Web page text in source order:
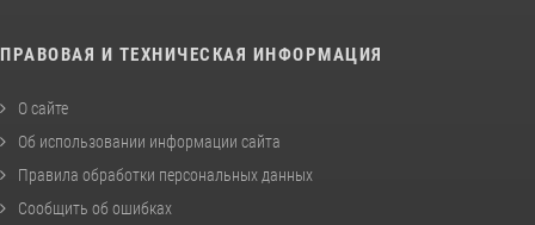
ПРАВОВАЯ И ТЕХНИЧЕСКАЯ ИНФОРМАЦИЯ
О сайте
Об использовании информации сайта
Правила обработки персональных данных
Сообщить об ошибках